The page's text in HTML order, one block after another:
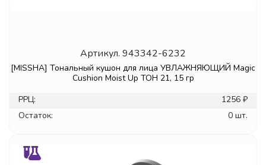
Артикул. 943342-6232
[MISSHA] Тональный кушон для лица УВЛАЖНЯЮЩИЙ Magic
Cushion Moist Up ТОН 21, 15 гр
РРЦ:
1256 ₽
Остаток:
0 шт.